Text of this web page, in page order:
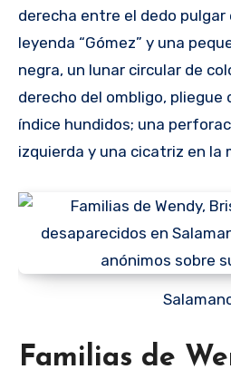
derecha entre el dedo pulgar
leyenda “Gómez” y una
negra, un lunar circular de
derecho del ombligo, pliegue
índice hundidos; una
izquierda y una cicatriz en la
Familias de